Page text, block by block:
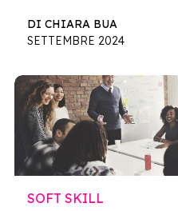
DI CHIARA BUA
SETTEMBRE 2024
SOFT SKILL